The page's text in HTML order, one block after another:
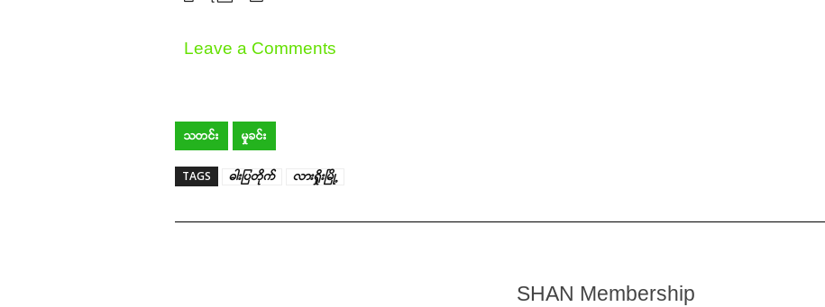
Leave a Comments
သတင်း မှုခင်း
TAGS ဓါးပြတိုက် လားရှိုးမြို့
SHAN Membership